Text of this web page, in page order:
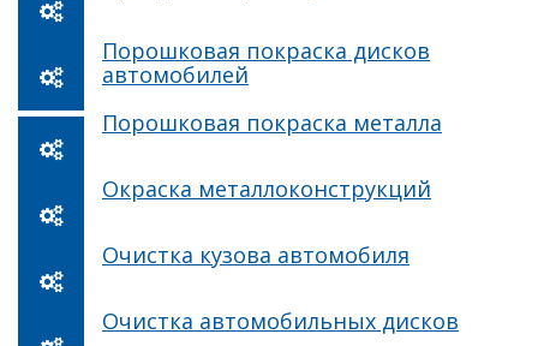
Порошковая покраска дисков
автомобилей
Порошковая покраска металла
Окраска металлоконструкций
Очистка кузова автомобиля
Очистка автомобильных дисков